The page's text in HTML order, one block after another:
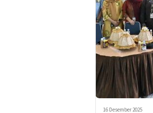
16 Desember 2025